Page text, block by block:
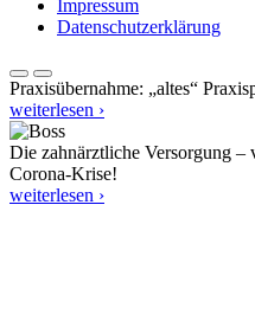
Impressum
Datenschutzerklärung
Praxisübernahme: „altes“
weiterlesen ›
Die zahnärztliche Versorgung –
Corona-Krise!
weiterlesen ›